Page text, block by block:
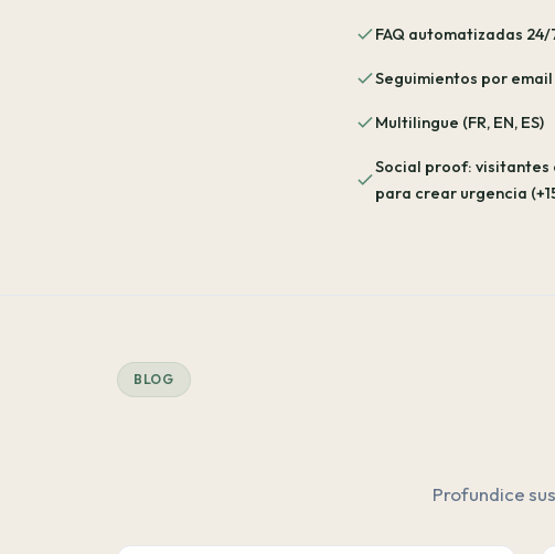
FAQ automatizadas 24/
Seguimientos por
Multilingue (FR, EN, ES)
Social proof: visitantes
para crear urgencia
BLOG
Profundice